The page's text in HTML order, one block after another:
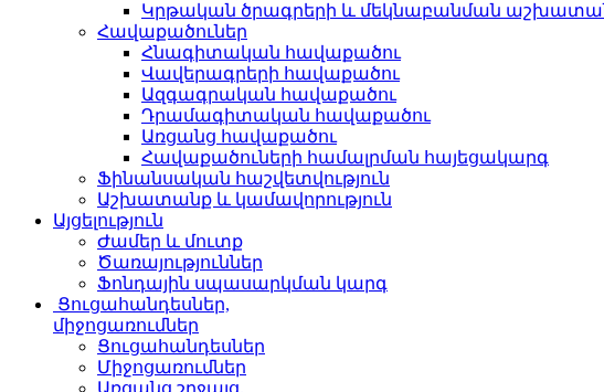
Կրթական ծրագրերի և մեկնաբանման
Հավաքածուներ
Հնագիտական հավաքածու
Վավերագրերի հավաքածու
Ազգագրական հավաքածու
Դրամագիտական հավաքածու
Առցանց հավաքածու
Հավաքածուների համալրման հայեցակարգ
Ֆինանսական հաշվետվություն
Աշխատանք և կամավորություն
Այցելություն
Ժամեր և մուտք
Ծառայություններ
Ֆոնդային սպասարկման կարգ
Ցուցահանդեսներ,
միջոցառումներ
Ցուցահանդեսներ
Միջոցառումներ
Առցանց շրջայց.